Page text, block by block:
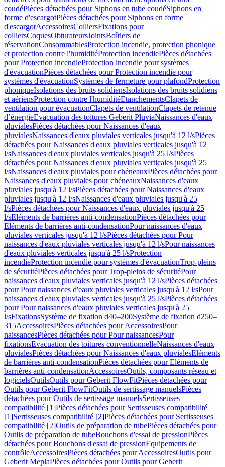
coudéPièces détachées pour Siphons en tube coudéSiphons en
forme d'escargotPièces détachées pour Siphons en forme
d'escargotAccessoiresColliersFixations pour
colliersCoquesObturateursJointsBoîtiers de
réservationConsommablesProtection incendie, protection phonique
et protection contre l'humiditéProtection incendiePièces détachées
pour Protection incendieProtection incendie pour systèmes
d'évacuationPièces détachées pour Protection incendie pour
systèmes d'évacuationSystèmes de fermeture pour plafondProtection
phoniqueIsolations des bruits solidiensIsolations des bruits solidiens
et aériensProtection contre l'humiditéEtanchementsClapets de
ventilation pour évacuationClapets de ventilationClapets de retenue
d’énergieEvacuation des toitures Geberit PluviaNaissances d'eaux
pluvialesPièces détachées pour Naissances d'eaux
pluvialesNaissances d'eaux pluviales verticales jusqu'à 12 l/sPièces
détachées pour Naissances d'eaux pluviales verticales jusqu'à 12
l/sNaissances d'eaux pluviales verticales jusqu'à 25 l/sPièces
détachées pour Naissances d'eaux pluviales verticales jusqu'à 25
l/sNaissances d'eaux pluviales pour chéneauxPièces détachées pour
Naissances d'eaux pluviales pour chéneauxNaissances d'eaux
pluviales jusqu'à 12 l/sPièces détachées pour Naissances d'eaux
pluviales jusqu'à 12 l/sNaissances d'eaux pluviales jusqu'à 25
l/sPièces détachées pour Naissances d'eaux pluviales jusqu'à 25
l/sEléments de barrières anti-condensationPièces détachées pour
Eléments de barrières anti-condensationPour naissances d'eaux
pluviales verticales jusqu'à 12 l/sPièces détachées pour Pour
naissances d'eaux pluviales verticales jusqu'à 12 l/sPour naissances
d'eaux pluviales verticales jusqu'à 25 l/sProtection
incendieProtection incendie pour systèmes d'évacuationTrop-pleins
de sécuritéPièces détachées pour Trop-pleins de sécuritéPour
naissances d'eaux pluviales verticales jusqu'à 12 l/sPièces détachées
pour Pour naissances d'eaux pluviales verticales jusqu'à 12 l/sPour
naissances d'eaux pluviales verticales jusqu'à 25 l/sPièces détachées
pour Pour naissances d'eaux pluviales verticales jusqu'à 25
l/sFixationsSystème de fixation d40–200Système de fixation d250–
315AccessoiresPièces détachées pour AccessoiresPour
naissancesPièces détachées pour Pour naissancesPour
fixationsEvacuation des toitures conventionnelleNaissances d'eaux
pluvialesPièces détachées pour Naissances d'eaux pluvialesEléments
de barrières anti-condensationPièces détachées pour Eléments de
barrières anti-condensationAccessoiresOutils, composants réseau et
logicielsOutilsOutils pour Geberit FlowFitPièces détachées pour
Outils pour Geberit FlowFitOutils de sertissage manuelsPièces
détachées pour Outils de sertissage manuelsSertisseuses
compatibilité [1]Pièces détachées pour Sertisseuses compatibilité
[1]Sertisseuses compatibilité [2]Pièces détachées pour Sertisseuses
compatibilité [2]Outils de préparation de tubePièces détachées pour
Outils de préparation de tubeBouchons d'essai de pressionPièces
détachées pour Bouchons d'essai de pressionEquipements de
contrôleAccessoiresPièces détachées pour AccessoiresOutils pour
Geberit MeplaPièces détachées pour Outils pour Geberit